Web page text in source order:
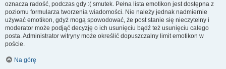
oznacza radość, podczas gdy :( smutek. Pełna lista emotikon jest dostępna z
poziomu formularza tworzenia wiadomości. Nie należy jednak nadmiernie
używać emotikon, gdyż mogą spowodować, że post stanie się nieczytelny i
moderator może podjąć decyzję o ich usunięciu bądź też usunięciu całego
posta. Administrator witryny może określić dopuszczalny limit emotikon w
poście.
Na górę